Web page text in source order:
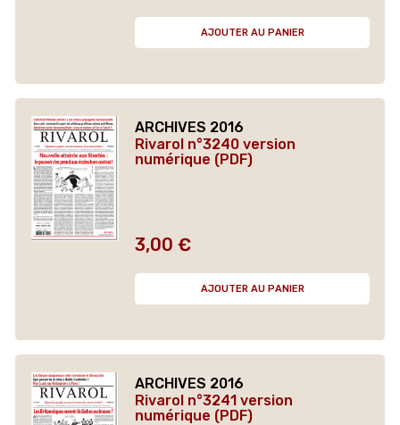
AJOUTER AU PANIER
ARCHIVES 2016
Rivarol n°3240 version
numérique (PDF)
Prix
3,00 €
AJOUTER AU PANIER
ARCHIVES 2016
Rivarol n°3241 version
numérique (PDF)